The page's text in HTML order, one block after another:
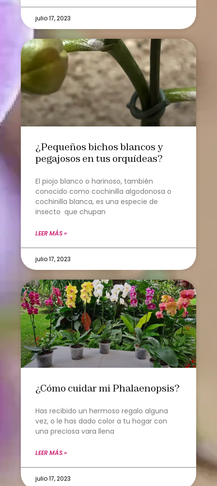
julio 17, 2023
¿Pequeños bichos blancos y
pegajosos en tus orquídeas?
El piojo blanco o harinoso, también
conocido como cochinilla algodonosa o
cochinilla blanca, es una especie de
insecto que chupan
LEER MÁS »
julio 17, 2023
¿Cómo cuidar mi Phalaenopsis?
Has recibido un hermoso regalo alguna
vez, o le has dado color a tu hogar con
una preciosa vara llena
LEER MÁS »
julio 17, 2023